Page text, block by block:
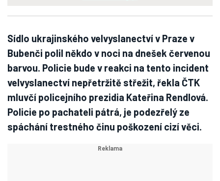
Sídlo ukrajinského velvyslanectví v Praze v
Bubenči polil někdo v noci na dnešek červenou
barvou. Policie bude v reakci na tento incident
velvyslanectví nepřetržitě střežit, řekla ČTK
mluvčí policejního prezidia Kateřina Rendlová.
Policie po pachateli pátrá, je podezřelý ze
spáchání trestného činu poškození cizí věci.